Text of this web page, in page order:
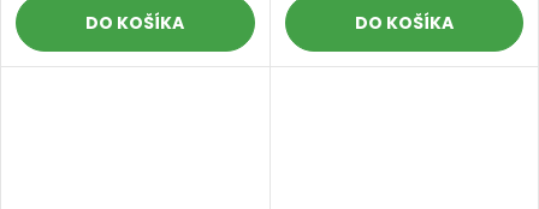
DO KOŠÍKA DO KOŠÍKA